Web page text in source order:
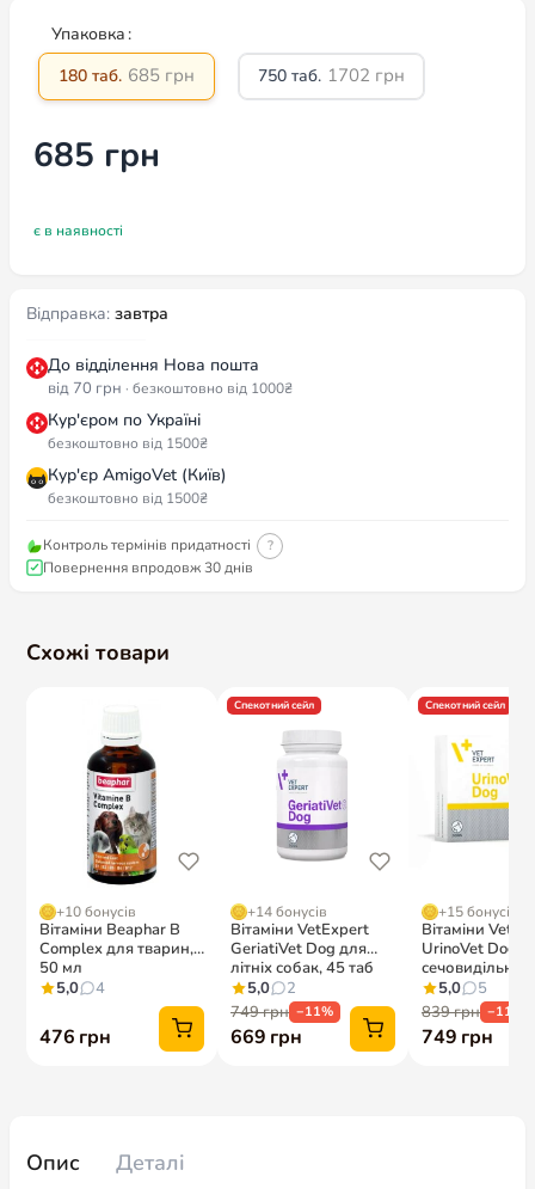
Упаковка
180 таб. 685 грн 750 таб. 1702 грн
685 грн
є в наявності
Відправка: завтра
До відділення Нова пошта
від 70 грн · безкоштовно від 1000₴
Кур'єром по Україні
безкоштовно від 1500₴
Кур'єр AmigoVet (Київ)
безкоштовно від 1500₴
Контроль термінів придатності ?
Повернення впродовж 30 днів
Схожі товари
Опис Деталі